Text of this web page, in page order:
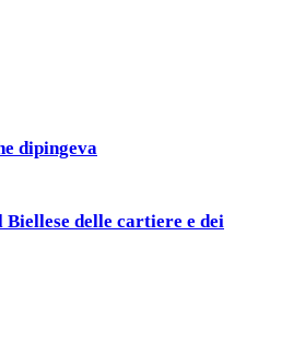
dipingeva
delle cartiere e dei